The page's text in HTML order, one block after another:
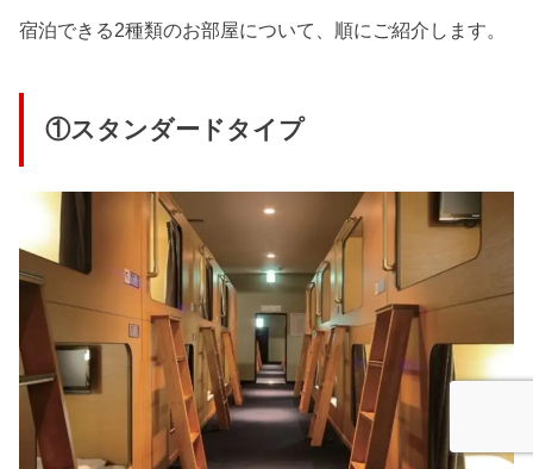
宿泊できる2種類のお部屋について、順にご紹介します。
①スタンダードタイプ